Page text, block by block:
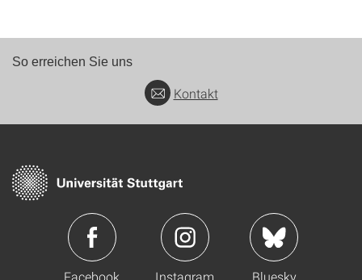
So erreichen Sie uns
Kontakt
Facebook Instagram Bluesky